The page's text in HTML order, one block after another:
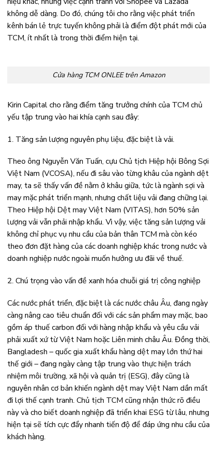
không dễ dàng. Do đó, chúng tôi cho rằng việc phát triển
kênh bán lẻ trực tuyến không phải là điểm đột phát mới của
TCM, ít nhất là trong thời điểm hiện tại.
Cửa hàng TCM ONLEE trên Amazon
Kirin Capital cho rằng điểm tăng trưởng chính của TCM chủ
yếu tập trung vào hai khía cạnh sau đây:
1. Tăng sản lượng nguyên phụ liệu, đặc biệt là vải.
Theo ông Nguyễn Văn Tuấn, cựu Chủ tịch Hiệp hội Bông Sợi
Việt Nam (VCOSA), nếu đi sâu vào từng khâu của ngành dệt
may, ta sẽ thấy vấn đề nằm ở khâu giữa, tức là ngành sợi và
may mặc phát triển mạnh, nhưng chất liệu vải đang chững lại.
Theo Hiệp hội Dệt may Việt Nam (VITAS), hơn 50% sản
lượng vải vẫn phải nhập khẩu. Vì vậy, việc tăng sản lượng vải
không chỉ phục vụ nhu cầu của bản thân TCM mà còn kéo
theo đơn đặt hàng của các doanh nghiệp khác trong nước và
doanh nghiệp nước ngoài muốn hưởng ưu đãi về thuế.
2. Chú trọng vào vấn đề xanh hóa chuỗi giá trị công nghiệp
Các nước phát triển, đặc biệt là các nước châu Âu, đang ngày
càng nâng cao tiêu chuẩn đối với các sản phẩm may mặc, bao
gồm áp thuế carbon đối với hàng nhập khẩu và yêu cầu vải
phải xuất xứ từ Việt Nam hoặc Liên minh châu Âu. Đồng thời,
Bangladesh – quốc gia xuất khẩu hàng dệt may lớn thứ hai
thế giới – đang ngày càng tập trung vào thực hiện trách
nhiệm môi trường, xã hội và quản trị (ESG), đây cũng là
nguyên nhân cơ bản khiến ngành dệt may Việt Nam dần mất
đi lợi thế cạnh tranh. Chủ tịch TCM cũng nhận thức rõ điều
này và cho biết doanh nghiệp đã triển khai ESG từ lâu, nhưng
hiện tại sẽ tích cực đẩy nhanh tiến độ để đáp ứng nhu cầu của
khách hàng.